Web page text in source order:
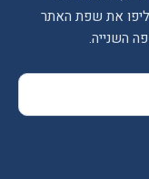
את שפת האתר
השנייה.